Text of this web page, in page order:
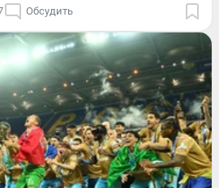
Обсудить